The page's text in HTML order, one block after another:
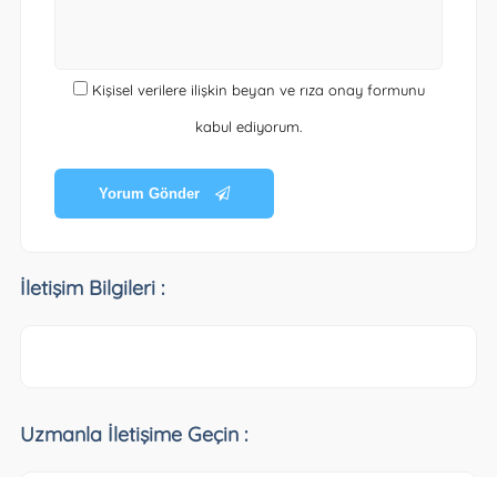
Kişisel verilere ilişkin beyan ve rıza onay formunu
kabul ediyorum.
Yorum Gönder
İletişim Bilgileri :
Uzmanla İletişime Geçin :